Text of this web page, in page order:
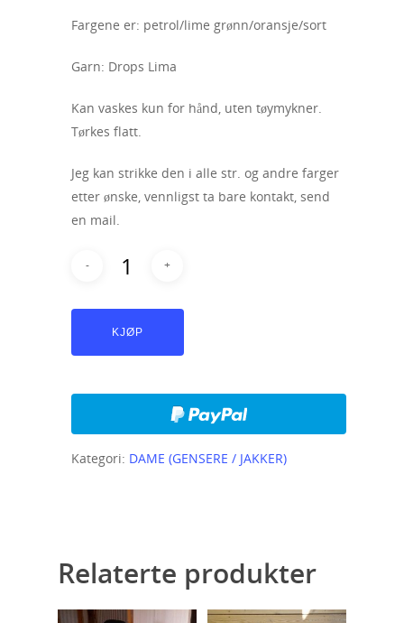
Fargene er: petrol/lime grønn/oransje/sort
Garn: Drops Lima
Kan vaskes kun for hånd, uten tøymykner.
Tørkes flatt.
Jeg kan strikke den i alle str. og andre farger
etter ønske, vennligst ta bare kontakt, send
en mail.
KJØP
Kategori: DAME (GENSERE / JAKKER)
Relaterte produkter